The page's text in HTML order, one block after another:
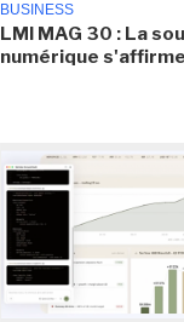
BUSINESS
LMI MAG 30 : La
numérique s'affirme